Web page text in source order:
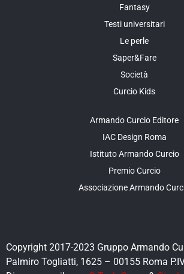
Fantasy
Testi universitari
Le perle
Saper&Fare
Società
Curcio Kids
Armando Curcio Editore
IAC Design Roma
Istituto Armando Curcio
Premio Curcio
Associazione Armando
Copyright 2017-2023 Gruppo Armando
Palmiro Togliatti, 1625 – 00155 Roma